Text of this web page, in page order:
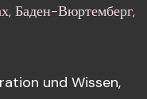
Баден-Вюртемберг,
und Wissen,